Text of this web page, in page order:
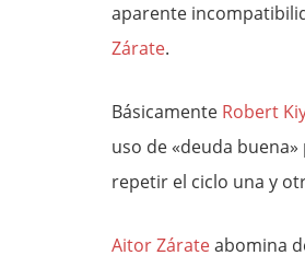
aparente
Zárate.
Básicamente Robert
uso de «deuda
repetir el ciclo una y
Aitor Zárateabomina